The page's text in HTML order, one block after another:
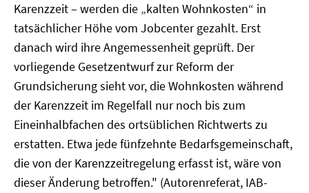
Karenzzeit – werden die „kalten Wohnkosten“ in
tatsächlicher Höhe vom Jobcenter gezahlt. Erst
danach wird ihre Angemessenheit geprüft. Der
vorliegende Gesetzentwurf zur Reform der
Grundsicherung sieht vor, die Wohnkosten während
der Karenzzeit im Regelfall nur noch bis zum
Eineinhalbfachen des ortsüblichen Richtwerts zu
erstatten. Etwa jede fünfzehnte Bedarfsgemeinschaft,
die von der Karenzzeitregelung erfasst ist, wäre von
dieser Änderung betroffen." (Autorenreferat, IAB-